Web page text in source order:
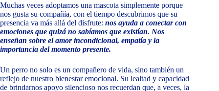
Muchas veces adoptamos una mascota simplemente porque
nos gusta su compañía, con el tiempo descubrimos que su
presencia va más allá del disfrute: nos ayuda a conectar con
emociones que quizá no sabíamos que existían. Nos
enseñan sobre el amor incondicional, empatía y la
importancia del momento presente.
Un perro no solo es un compañero de vida, sino también un
reflejo de nuestro bienestar emocional. Su lealtad y capacidad
de brindarnos apoyo silencioso nos recuerdan que, a veces, la